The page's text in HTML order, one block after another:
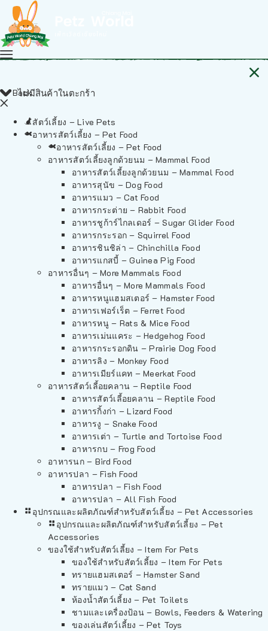
ไม่มีสินค้าในตะกร้า
Back
สัตว์เลี้ยง – Live Pets
อาหารสัตว์เลี้ยง – Pet Food
อาหารสัตว์เลี้ยง – Pet Food
อาหารสัตว์เลี้ยงลูกด้วยนม – Mammal Food
อาหารสัตว์เลี้ยงลูกด้วยนม – Mammal Food
อาหารสุนัข – Dog Food
อาหารแมว – Cat Food
อาหารกระต่าย – Rabbit Food
อาหารชูก้าร์ไกลเดอร์ – Sugar Glider Food
อาหารกระรอก – Squirrel Food
อาหารชินชิล่า – Chinchilla Food
อาหารแกสบี้ – Guinea Pig Food
อาหารอื่นๆ – More Mammals Food
อาหารอื่นๆ – More Mammals Food
อาหารหนูแฮมสเตอร์ – Hamster Food
อาหารเฟอร์เร็ต – Ferret Food
อาหารหนู – Rats & Mice Food
อาหารเม่นแคระ – Hedgehog Food
อาหารกระรอกดิน – Prairie Dog Food
อาหารลิง – Monkey Food
อาหารเมียร์แคท – Meerkat Food
อาหารสัตว์เลี้อยคลาน – Reptile Food
อาหารสัตว์เลี้อยคลาน – Reptile Food
อาหารกิ้งก่า – Lizard Food
อาหารงู – Snake Food
อาหารเต่า – Turtle and Tortoise Food
อาหารกบ – Frog Food
อาหารนก – Bird Food
อาหารปลา – Fish Food
อาหารปลา – Fish Food
อาหารปลา – All Fish Food
อุปกรณและผลิตภัณฑ์สำหรับสัตว์เลี้ยง – Pet Accessories
อุปกรณและผลิตภัณฑ์สำหรับสัตว์เลี้ยง – Pet
Accessories
ของใช้สำหรับสัตว์เลี้ยง – Item For Pets
ของใช้สำหรับสัตว์เลี้ยง – Item For Pets
ทรายแฮมสเตอร์ – Hamster Sand
ทรายแมว – Cat Sand
ห้องน้ำสัตว์เลี้ยง – Pet Toilets
ชามและเครื่องป้อน – Bowls, Feeders & Watering
ของเล่นสัตว์เลี้ยง – Pet Toys